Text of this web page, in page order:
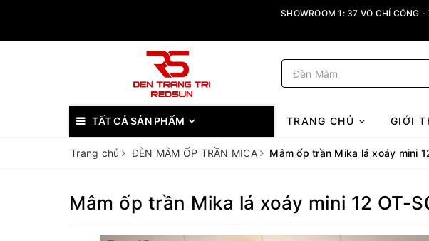
SHOWROOM 1: 37 VÕ CHÍ CÔNG
TẤT CẢ SẢN PHẨM TRANG CHỦ GIỚI
Trang chủ ĐÈN MÂM ỐP TRẦN MICA Mâm ốp trần Mika lá xoáy mini
Mâm ốp trần Mika lá xoáy mini 12 OT-